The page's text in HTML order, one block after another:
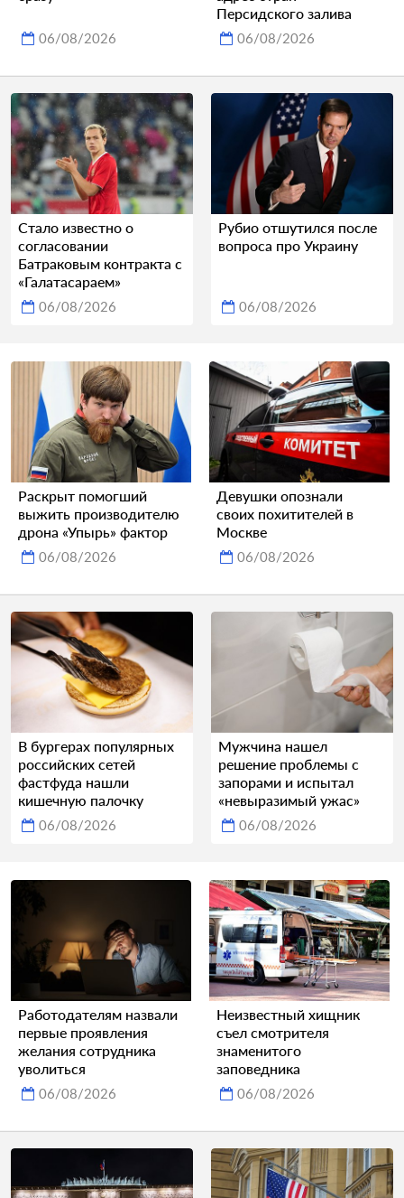
06/08/2026
Персидского залива
06/08/2026
Стало известно о
согласовании
Батраковым контракта с
«Галатасараем»
06/08/2026
Рубио отшутился после
вопроса про Украину
06/08/2026
Раскрыт помогший
выжить производителю
дрона «Упырь» фактор
06/08/2026
Девушки опознали
своих похитителей в
Москве
06/08/2026
В бургерах популярных
российских сетей
фастфуда нашли
кишечную палочку
06/08/2026
Мужчина нашел
решение проблемы с
запорами и испытал
«невыразимый ужас»
06/08/2026
Работодателям назвали
первые проявления
желания сотрудника
уволиться
06/08/2026
Неизвестный хищник
съел смотрителя
знаменитого
заповедника
06/08/2026